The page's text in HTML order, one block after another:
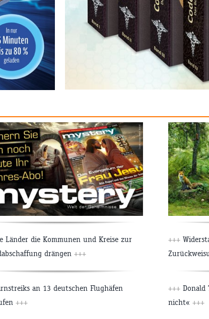
Länder die Kommunen und Kreise zur
drängen +++
an 13 deutschen Flughäfen
+++
+++
+++
nicht« +++